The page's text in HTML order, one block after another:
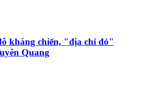
kháng chiến, "địa chỉ đỏ"
Quang